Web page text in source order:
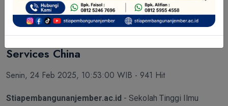
STIA Pembangunan Tandatangani MoU
Kerja Sama dengan Wuhan Hyde
Cambridge Education Consult and
Services China
Senin, 24 Feb 2025, 10:53:00 WIB - 941 Hit
Stiapembangunanjember.ac.id - Sekolah Tinggi Ilmu